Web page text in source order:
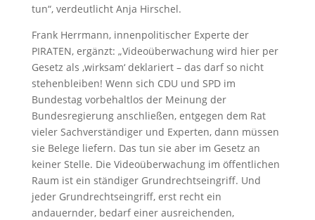
tun“, verdeutlicht Anja Hirschel.
Frank Herrmann, innenpolitischer Experte der
PIRATEN, ergänzt: „Videoüberwachung wird hier per
Gesetz als ‚wirksam‘ deklariert – das darf so nicht
stehenbleiben! Wenn sich CDU und SPD im
Bundestag vorbehaltlos der Meinung der
Bundesregierung anschließen, entgegen dem Rat
vieler Sachverständiger und Experten, dann müssen
sie Belege liefern. Das tun sie aber im Gesetz an
keiner Stelle. Die Videoüberwachung im öffentlichen
Raum ist ein ständiger Grundrechtseingriff. Und
jeder Grundrechtseingriff, erst recht ein
andauernder, bedarf einer ausreichenden,